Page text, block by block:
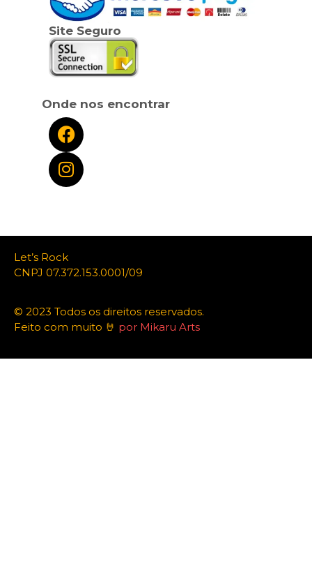
Site Seguro
Onde nos encontrar
Let’s Rock
CNPJ 07.372.153.0001/09
© 2023 Todos os direitos reservados.
Feito com muito 🤘 por Mikaru Arts